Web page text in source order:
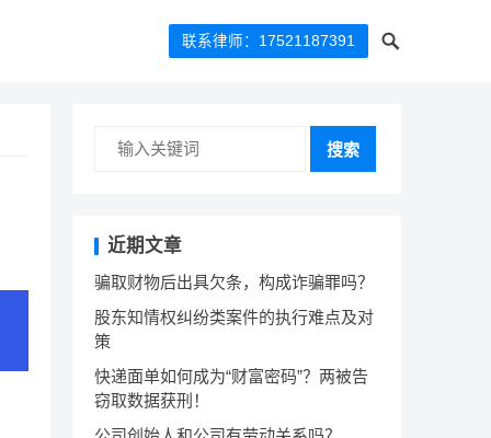
联系律师：17521187391
搜索
近期文章
骗取财物后出具欠条，构成诈骗罪吗？
股东知情权纠纷类案件的执行难点及对
策
快递面单如何成为“财富密码”？两被告
窃取数据获刑！